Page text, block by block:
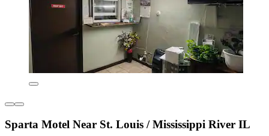
Sparta Motel Near St. Louis / Mississippi River IL